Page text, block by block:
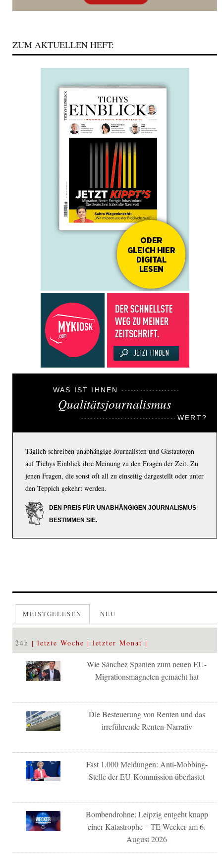
ZUM AKTUELLEN HEFT:
WAS IST IHNEN
Qualitätsjournalismus
WERT?
Täglich schreiben unabhängige Journalisten und Gastautoren
auf Tichys Einblick ihre Meinung zu den Fragen der Zeit. Zu
jenen Fragen, die sonst oft all zu einseitig dargestellt oder unter
den Teppich gekehrt werden.
DEN PREIS FÜR UNABHÄNGIGEN JOURNALISMUS
BESTIMMEN SIE.
MEISTGELESEN NEU
24h letzte Woche letzter Monat
Wie Sánchez Spanien zum neuen EU-
Migrationsmagneten gemacht hat
Die Besteuerung von Renten und das
irreführende Renten-Narrativ
Fast 1.000 Meldungen: Anti-Mobbing-
Stelle der EU-Kommission überlastet
Bombendrohne: Leipzig entgeht knapp
einer Katastrophe – TE-Wecker am 6.
August 2026